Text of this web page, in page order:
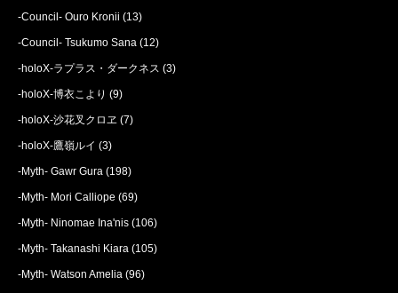
-Council- Ouro Kronii (13)
-Council- Tsukumo Sana (12)
-holoX-ラプラス・ダークネス (3)
-holoX-博衣こより (9)
-holoX-沙花叉クロヱ (7)
-holoX-鷹嶺ルイ (3)
-Myth- Gawr Gura (198)
-Myth- Mori Calliope (69)
-Myth- Ninomae Ina'nis (106)
-Myth- Takanashi Kiara (105)
-Myth- Watson Amelia (96)